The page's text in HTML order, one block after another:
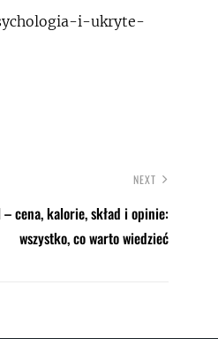
i-ukryte-
NEXT
cena, kalorie, skład i opinie:
wszystko, co warto wiedzieć